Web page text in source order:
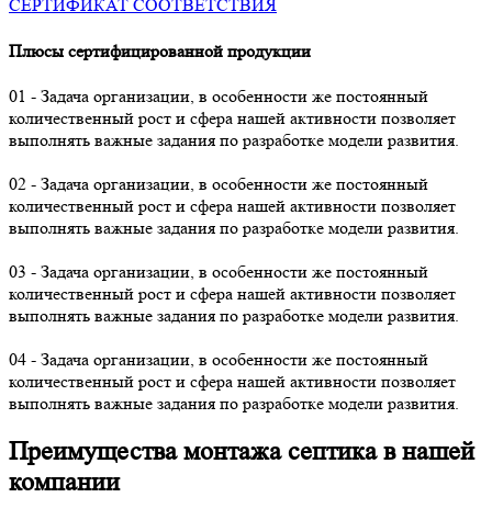
СЕРТИФИКАТ СООТВЕТСТВИЯ
Плюсы сертифицированной продукции
01 - Задача организации, в особенности же постоянный
количественный рост и сфера нашей активности позволяет
выполнять важные задания по разработке модели развития.
02 - Задача организации, в особенности же постоянный
количественный рост и сфера нашей активности позволяет
выполнять важные задания по разработке модели развития.
03 - Задача организации, в особенности же постоянный
количественный рост и сфера нашей активности позволяет
выполнять важные задания по разработке модели развития.
04 - Задача организации, в особенности же постоянный
количественный рост и сфера нашей активности позволяет
выполнять важные задания по разработке модели развития.
Преимущества монтажа септика в нашей
компании